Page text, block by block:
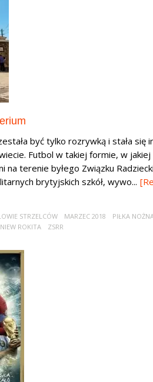
być tylko rozrywką i stała
Futbol w takiej formie, w
na terenie byłego Związku
brytyjskich szkół, wywo...
STRZELCÓW MARZEC 2018 PIŁKA
ROKITA ZSRR